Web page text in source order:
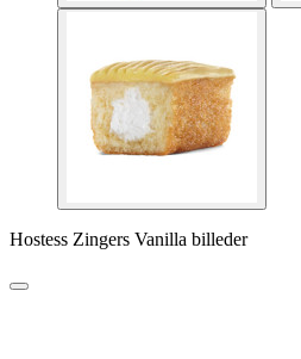
Hostess Zingers Vanilla billeder